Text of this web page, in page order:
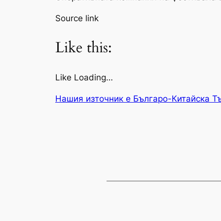
Source link
Like this:
Like Loading…
Нашия източник е Българо-Китайска